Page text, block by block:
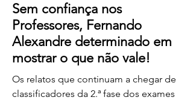
Sem confiança nos
Professores, Fernando
Alexandre determinado em
mostrar o que não vale!
Os relatos que continuam a chegar de
classificadores da 2.ª fase dos exames